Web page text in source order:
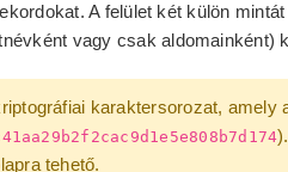
A felület két külön
vagy csak aldomainként)
karaktersorozat, amely
tehető.